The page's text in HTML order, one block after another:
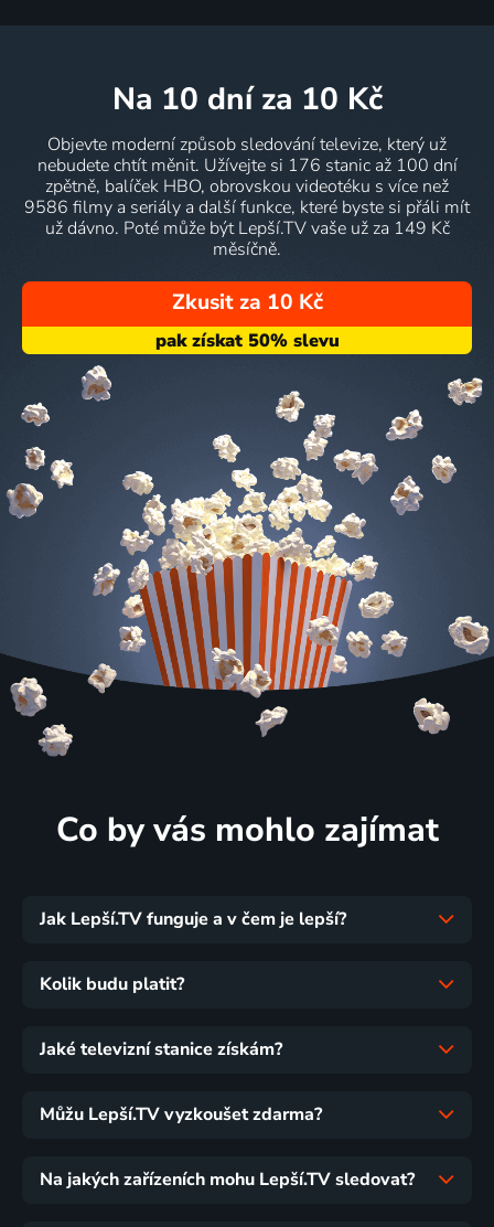
na 10 dní za 10 Kč
Objevte moderní způsob sledování televize, který už
nebudete chtít měnit. Užívejte si 176 stanic až 100 dní
zpětně, balíček HBO, obrovskou videotéku s více než
9586 filmy a seriály a další funkce, které byste si přáli mít
už dávno. Poté může být Lepší.TV vaše už za 149 Kč
měsíčně.
Zkusit za 10 Kč
Co by vás mohlo zajímat
Jak Lepší.TV funguje a v čem je lepší?
Kolik budu platit?
Jaké televizní stanice získám?
Můžu Lepší.TV vyzkoušet zdarma?
Na jakých zařízeních mohu Lepší.TV sledovat?